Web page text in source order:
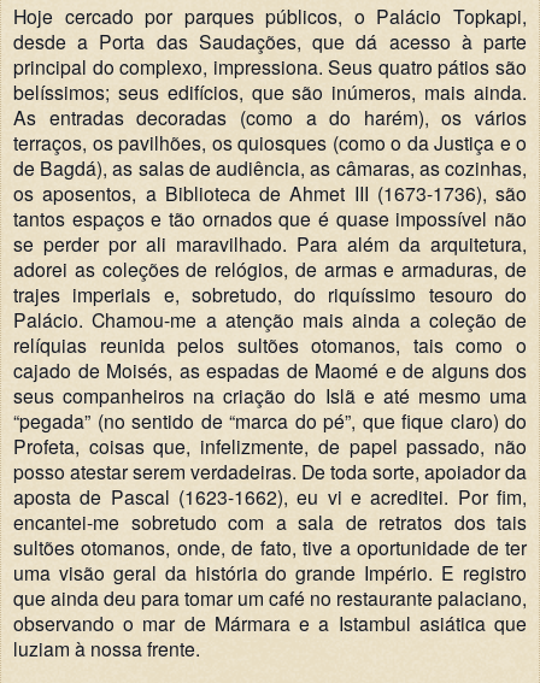
Hoje cercado por parques públicos, o Palácio Topkapi,
desde a Porta das Saudações, que dá acesso à parte
principal do complexo, impressiona. Seus quatro pátios são
belíssimos; seus edifícios, que são inúmeros, mais ainda.
As entradas decoradas (como a do harém), os vários
terraços, os pavilhões, os quiosques (como o da Justiça e o
de Bagdá), as salas de audiência, as câmaras, as cozinhas,
os aposentos, a Biblioteca de Ahmet III (1673-1736), são
tantos espaços e tão ornados que é quase impossível não
se perder por ali maravilhado. Para além da arquitetura,
adorei as coleções de relógios, de armas e armaduras, de
trajes imperiais e, sobretudo, do riquíssimo tesouro do
Palácio. Chamou-me a atenção mais ainda a coleção de
relíquias reunida pelos sultões otomanos, tais como o
cajado de Moisés, as espadas de Maomé e de alguns dos
seus companheiros na criação do Islã e até mesmo uma
“pegada” (no sentido de “marca do pé”, que fique claro) do
Profeta, coisas que, infelizmente, de papel passado, não
posso atestar serem verdadeiras. De toda sorte, apoiador da
aposta de Pascal (1623-1662), eu vi e acreditei. Por fim,
encantei-me sobretudo com a sala de retratos dos tais
sultões otomanos, onde, de fato, tive a oportunidade de ter
uma visão geral da história do grande Império. E registro
que ainda deu para tomar um café no restaurante palaciano,
observando o mar de Mármara e a Istambul asiática que
luziam à nossa frente.